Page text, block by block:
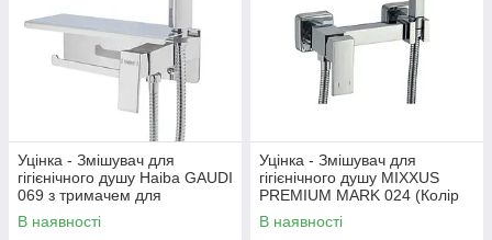
Уцінка - Змішувач для
гігієнічного душу Haiba GAUDI
069 з тримачем для
туалетного паперу (HB9596-
20260703-8218)
В наявності
Уцінка - Змішувач для
гігієнічного душу MIXXUS
PREMIUM MARK 024 (Колір
хром) (MI5969-20260715-
10547)
В наявності